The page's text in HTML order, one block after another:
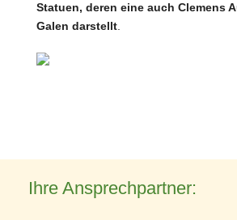
Statuen, deren eine auch Clemens
Galen darstellt.
Ihre Ansprechpartner: